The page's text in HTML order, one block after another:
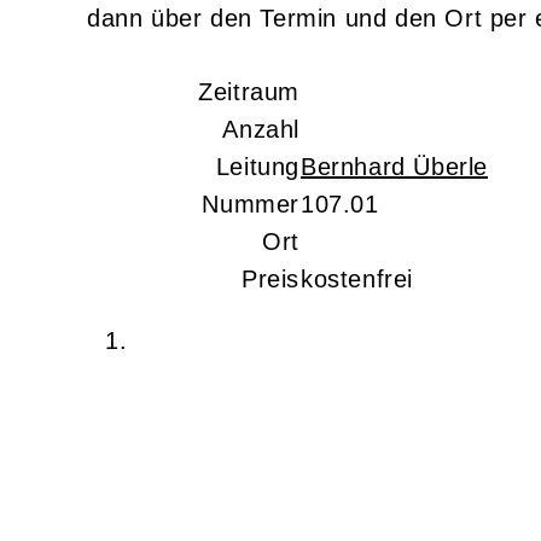
dann über den Termin und den Ort per
Zeitraum
Anzahl
LeitungBernhard Überle
Nummer107.01
Ort
Preis kostenfrei